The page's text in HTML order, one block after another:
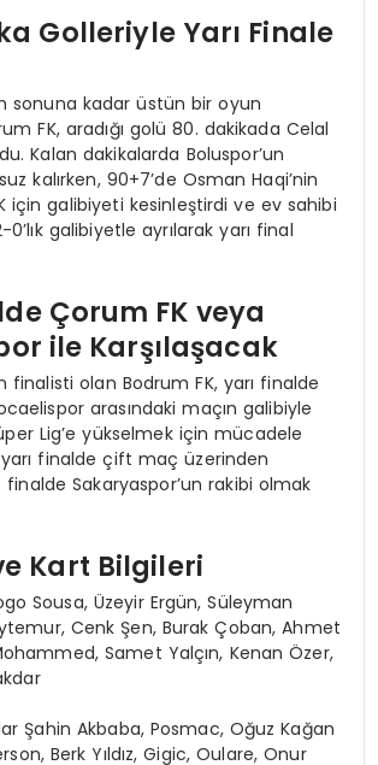
Golleriyle Yarı Finale
sonuna kadar üstün bir oyun
FK, aradığı golü 80. dakikada Celal
Kalan dakikalarda Boluspor’un
kalırken, 90+7’de Osman Haqi’nin
için galibiyeti kesinleştirdi ve ev sahibi
galibiyetle ayrılarak yarı final
Çorum FK veya
ile Karşılaşacak
finalisti olan Bodrum FK, yarı finalde
arasındaki maçın galibiyle
Lig’e yükselmek için mücadele
finalde çift maç üzerinden
finalde Sakaryaspor’un rakibi olmak
Kart Bilgileri
Sousa, Üzeyir Ergün, Süleyman
Cenk Şen, Burak Çoban, Ahmet
Samet Yalçın, Kenan Özer,
Şahin Akbaba, Posmac, Oğuz Kağan
Berk Yıldız, Gigic, Oulare, Onur